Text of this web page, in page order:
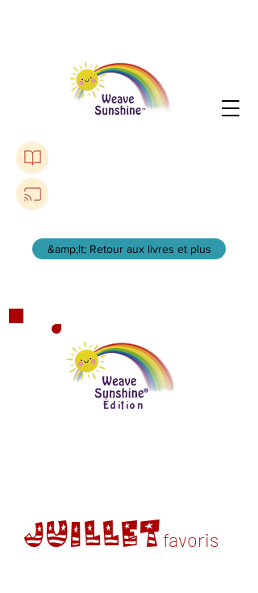
&amp;lt; Retour aux livres et plus
Édition
Juilletfavoris